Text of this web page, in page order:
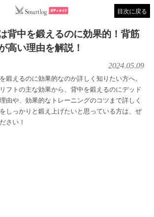
目次に戻る
背中を鍛えるのに効果的！背筋
高い理由を解説！
2024.05.09
鍛えるのに効果的なのか詳しく知りたい方へ。
フトの主な効果から、背中を鍛えるのにデッド
由や、効果的なトレーニングのコツまで詳しく
しっかりと鍛え上げたいと思っている方は、ぜ
さい！